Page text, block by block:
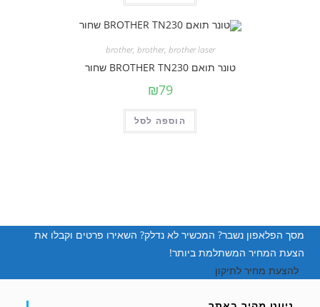
brother, brother, brother laser
טונר תואם BROTHER TN230 שחור
₪79
הוספה לסל
מסך הפלאפון נשבר? המכשיר לא נדלק? השאירו פרטים וקבלו את
הצעת המחיר המשתלמת ביותר!
להצעת מחיר לתיקון